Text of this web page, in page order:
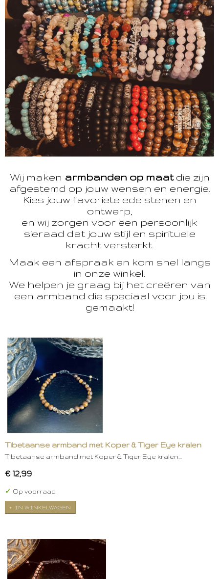
Wij maken armbanden op maatdie zijn
afgestemd op jouw wensen en energie.
Kies jouw favoriete edelstenen en
ontwerp,
en wij zorgen voor een persoonlijk
sieraad dat jouw stijl en spirituele
kracht versterkt.
Maak een afspraak en kom snel langs
in onze winkel.
We helpen je graag bij het creëren van
een armband die speciaal voor jou is
gemaakt!
Tibetaanse armband met Koper & Tiger Eye kralen
Tibetaanse armband met Koper & Tiger Eye kralen…
€ 12,99
✓ Op voorraad
IN WINKELWAGEN